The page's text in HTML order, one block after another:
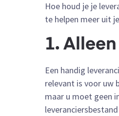
Hoe houd je je
te helpen meer uit
1.
Een handig
relevant is voor uw
maar u moet geen